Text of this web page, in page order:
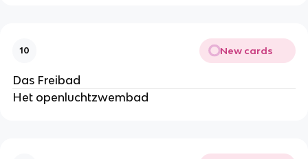
10 New cards
Das Freibad
Het openluchtzwembad